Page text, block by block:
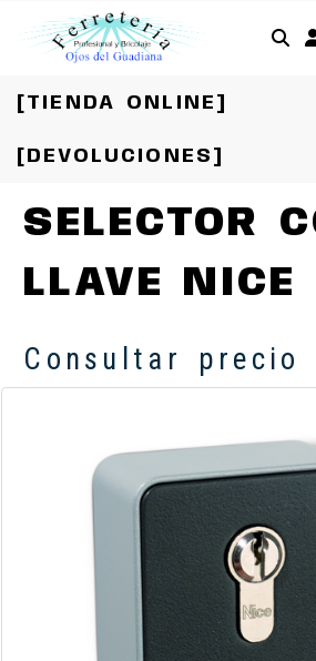
[TIENDA ONLINE]
[DEVOLUCIONES]
SELECTOR
LLAVE NICE
Consultar precio